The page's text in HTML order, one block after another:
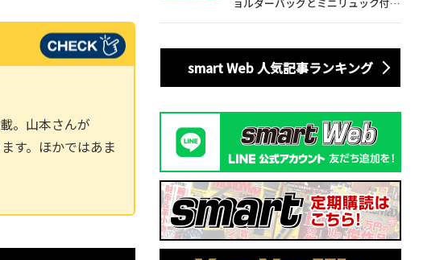
。山本さんが
す。ほかではあま
smart Web 人気記事ランキング